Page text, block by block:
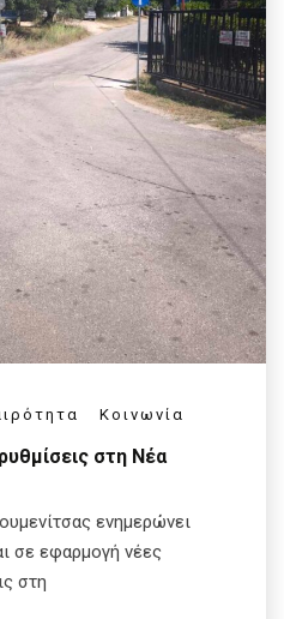
Κοινωνία
στη Νέα
ενημερώνει
σε εφαρμογή νέες
στη